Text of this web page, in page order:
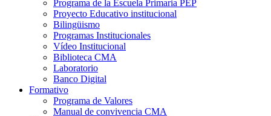
Programa de la Escuela Primaria PEP
Proyecto Educativo institucional
Bilingüismo
Programas Institucionales
Vídeo Institucional
Biblioteca CMA
Laboratorio
Banco Digital
Formativo
Programa de Valores
Manual de convivencia CMA